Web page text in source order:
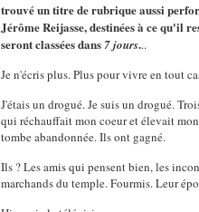
trouvé un titre de rubrique aussi
Jérôme Reijasse, destinées à ce qu'il
seront classées dans 7 jours...
Je n'écris plus. Plus pour vivre en tout
J'étais un drogué. Je suis un drogué.
qui réchauffait mon coeur et élevait
tombe abandonnée. Ils ont gagné.
Ils ? Les amis qui pensent bien, les
marchands du temple. Fourmis. Leur